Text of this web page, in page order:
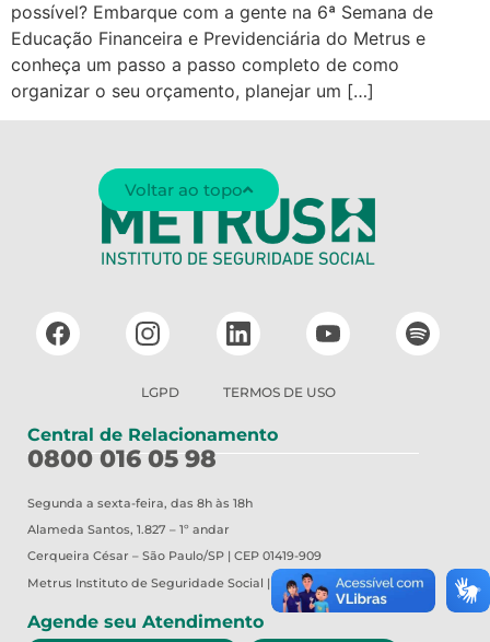
possível? Embarque com a gente na 6ª Semana de
Educação Financeira e Previdenciária do Metrus e
conheça um passo a passo completo de como
organizar o seu orçamento, planejar um […]
LGPD TERMOS DE USO
Central de Relacionamento
0800 016 05 98
Segunda a sexta-feira, das 8h às 18h
Alameda Santos, 1.827 – 1º andar
Cerqueira César – São Paulo/SP | CEP 01419-909
Metrus Instituto de Seguridade Social | CNPJ 44.857.357/0001-66
Agende seu Atendimento
Voltar ao topo